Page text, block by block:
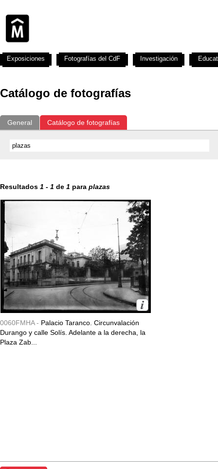
Catálogo de fotografías
General Catálogo de fotografías
Resultados 1 - 1 de 1 para plazas
0060FMHA - Palacio Taranco. Circunvalación
Durango y calle Solís. Adelante a la derecha, la
Plaza Zab...
Exposiciones Fotografías del CdF Investigación